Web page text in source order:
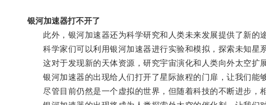
银河加速器打不开了
此外，银河加速器还为科学研究和人类未来发展提供了新的途
科学家们可以利用银河加速器进行实验和模拟，探索未知星系
这对于发现新的天体资源，研究宇宙演化和人类向外太空扩展
银河加速器的出现给人们打开了星际旅程的门扉，让我们能够
尽管目前仍然是一个虚拟的世界，但随着科技的不断进步，